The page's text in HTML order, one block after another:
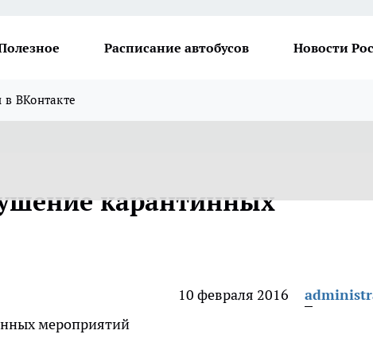
Расписание автобусов Новости
ВКонтакте
карантинных
10 февраля 2016